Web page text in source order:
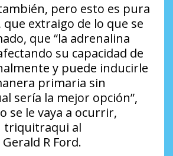
pero esto es pura
que extraigo de lo que se
que “la adrenalina
su capacidad de
y puede inducirle
primaria sin
sería la mejor opción”,
se le vaya a ocurrir,
triquitraqui al
R Ford.